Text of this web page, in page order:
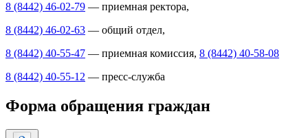
8 (8442) 46-02-79 — приемная ректора,
8 (8442) 46-02-63 — общий отдел,
8 (8442) 40-55-47 — приемная комиссия, 8 (8442) 40-58-08
8 (8442) 40-55-12 — пресс-служба
Форма обращения граждан